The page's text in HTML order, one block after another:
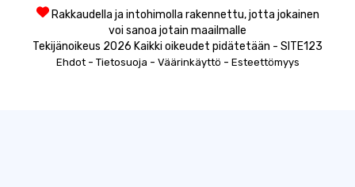
Rakkaudella ja intohimolla rakennettu, jotta jokainen
voi sanoa jotain maailmalle
Tekijänoikeus 2026 Kaikki oikeudet pidätetään - SITE123
Ehdot- Tietosuoja - Väärinkäyttö - Esteettömyys